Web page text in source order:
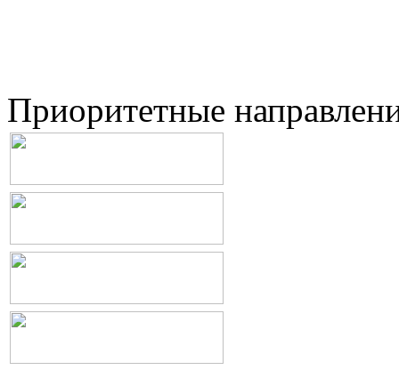
Приоритетные